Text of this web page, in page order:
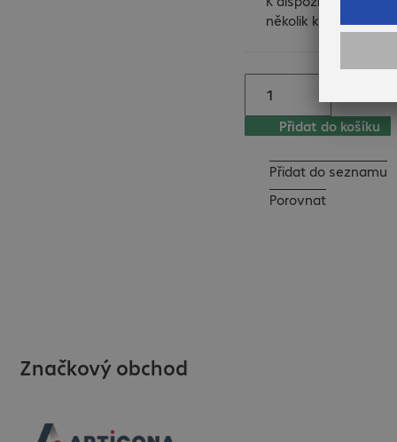
několik kusů.
Přidat do košíku
Přidat do seznamu
Porovnat
Značkový obchod